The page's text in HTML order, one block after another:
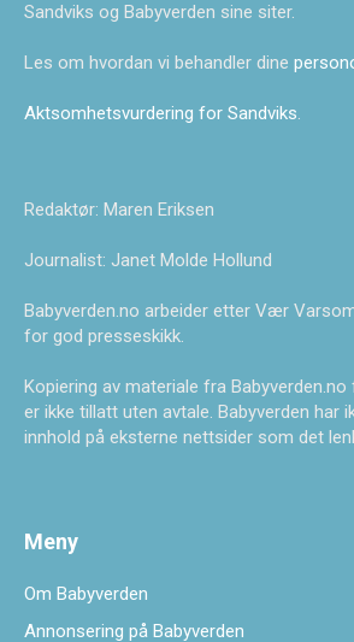
Sandviks og Babyverden sine siter.
Les om hvordan vi behandler dine
Aktsomhetsvurdering for Sandviks.
Redaktør: Maren Eriksen
Journalist: Janet Molde Hollund
Babyverden.no arbeider etter Vær
for god presseskikk.
Kopiering av materiale fra
er ikke tillatt uten avtale. Babyverden har
innhold på eksterne nettsider som det
Meny
Om Babyverden
Annonsering på Babyverden